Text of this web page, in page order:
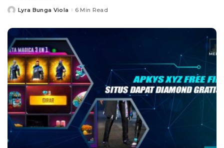
PostedLyra Bunga Viola 6 Min Read